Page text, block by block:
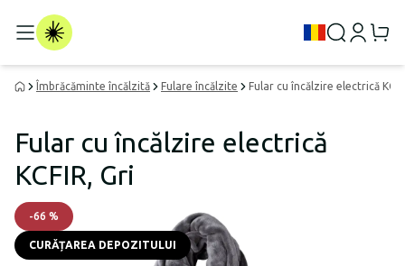
Îmbrăcăminte încălzită Fulare încălzite Fular cu încălzire electrică
Fular cu încălzire electrică
KCFIR, Gri
-66 %
CURĂȚAREA DEPOZITULUI